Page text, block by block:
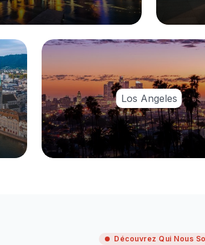
Los Angeles
Découvrez Qui Nous